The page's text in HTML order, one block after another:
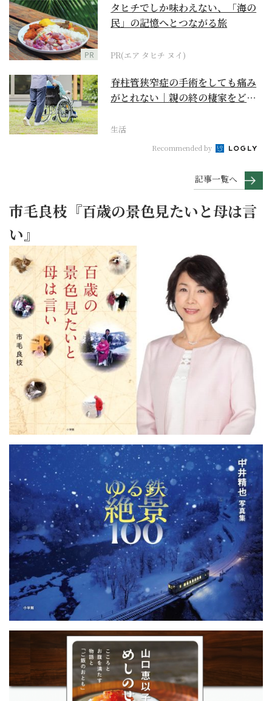
PR
タヒチでしか味わえない、「海の
民」の記憶へとつながる旅
PR(エア タヒチ ヌイ)
脊柱管狭窄症の手術をしても痛み
がとれない｜親の終の棲家をどう
生活
Recommended by
記事一覧へ
市毛良枝『百歳の景色見たいと母は言
い』